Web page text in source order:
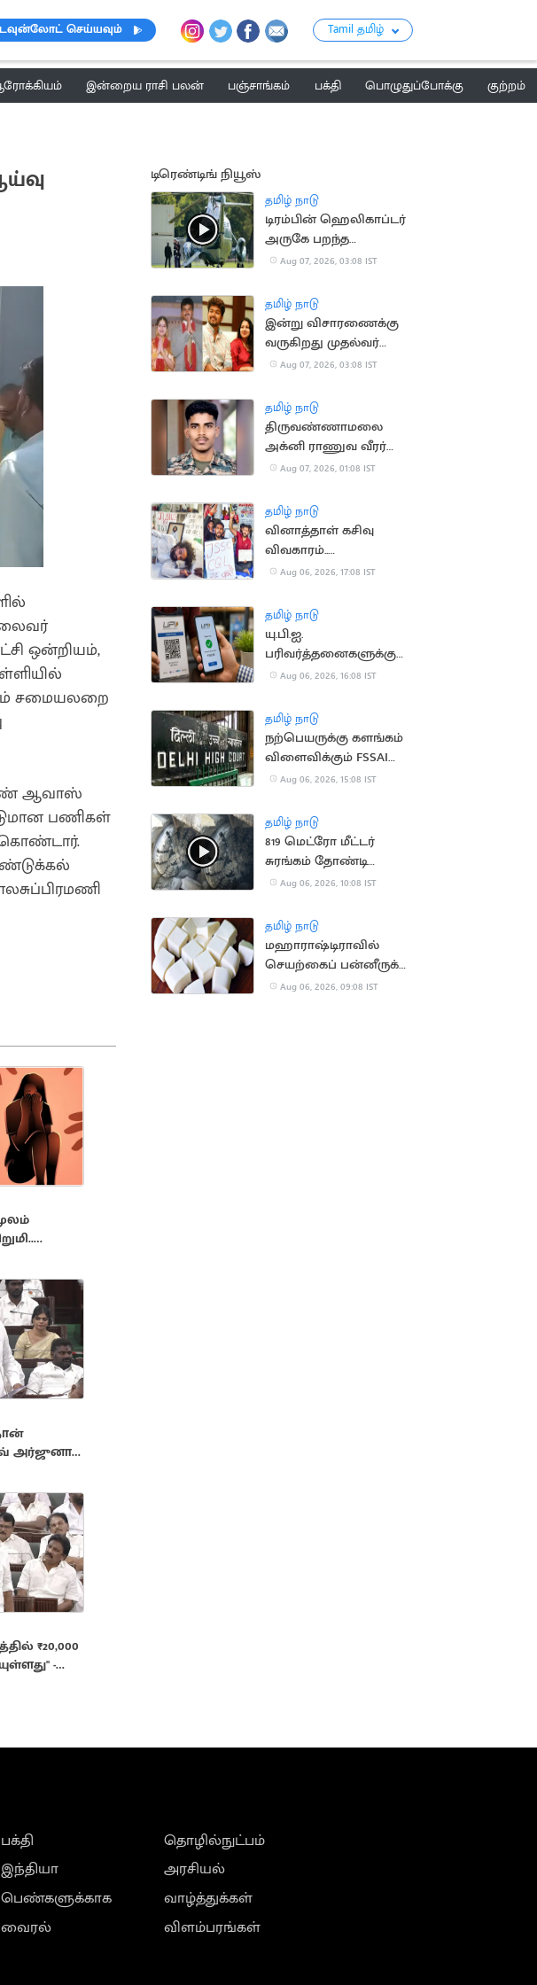
செய்யவும் Tamil தமிழ்
இன்றைய ராசி பலன் பஞ்சாங்கம் பக்தி பொழுதுப்போக்கு
குற்றம்
ஒன்றியம்,
சமையலறை
ஆவாஸ்
பணிகள்
அர்ஜுனா
₹20,000
-
டிரெண்டிங் நியூஸ்
தமிழ் நாடு
டிரம்பின் ஹெலிகாப்டர்
அருகே பறந்த
பயணிகள் விமானம்
Aug 07, 2026, 03:08 IST
தமிழ் நாடு
இன்று விசாரணைக்கு
வருகிறது முதல்வர்
விஜய் விவாகரத்து
Aug 07, 2026, 03:08 IST
தமிழ் நாடு
திருவண்ணாமலை
அக்னி ராணுவ வீரர்
லடாக்கில் உயிரிழப்பு
Aug 07, 2026, 01:08 IST
தமிழ் நாடு
வினாத்தாள் கசிவு
விவகாரம்..
ஜார்க்கண்டில் 13-வது
உண்ணாவிரதம்
Aug 06, 2026, 17:08 IST
தமிழ் நாடு
யு.பி.ஐ.
பரிவர்த்தனைகளுக்கு
மீண்டும் கட்டணம்?
Aug 06, 2026, 16:08 IST
தமிழ் நாடு
நற்பெயருக்கு களங்கம்
விளைவிக்கும் FSSAI
உத்தரவு: டாபர்
Aug 06, 2026, 15:08 IST
தமிழ் நாடு
819 மெட்ரோ மீட்டர்
சுரங்கம் தோண்டி
நீலகிரி இயந்திரம்
Aug 06, 2026, 10:08 IST
தமிழ் நாடு
மஹாராஷ்டிராவில்
செயற்கைப் பன்னீருக்கு
ஓராண்டு தடை
Aug 06, 2026, 09:08 IST
பக்தி
இந்தியா
பெண்களுக்காக
வைரல்
தொழில்நுட்பம்
அரசியல்
வாழ்த்துக்கள்
விளம்பரங்கள்